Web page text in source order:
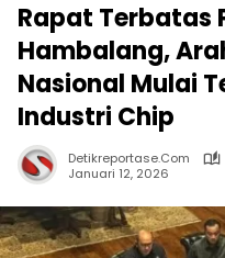
Rapat Terbatas
Hambalang,
Nasional Mulai
Industri Chip
Detikreportase.com
Januari 12, 2026